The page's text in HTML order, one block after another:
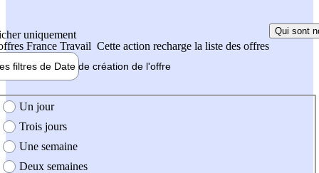
uniquement
France Travail Cette action recharge la liste des offres
Qui sont
filtres de Date de création de l'offre
création de l'offre
Un jour
Trois jours
Une semaine
Deux semaines